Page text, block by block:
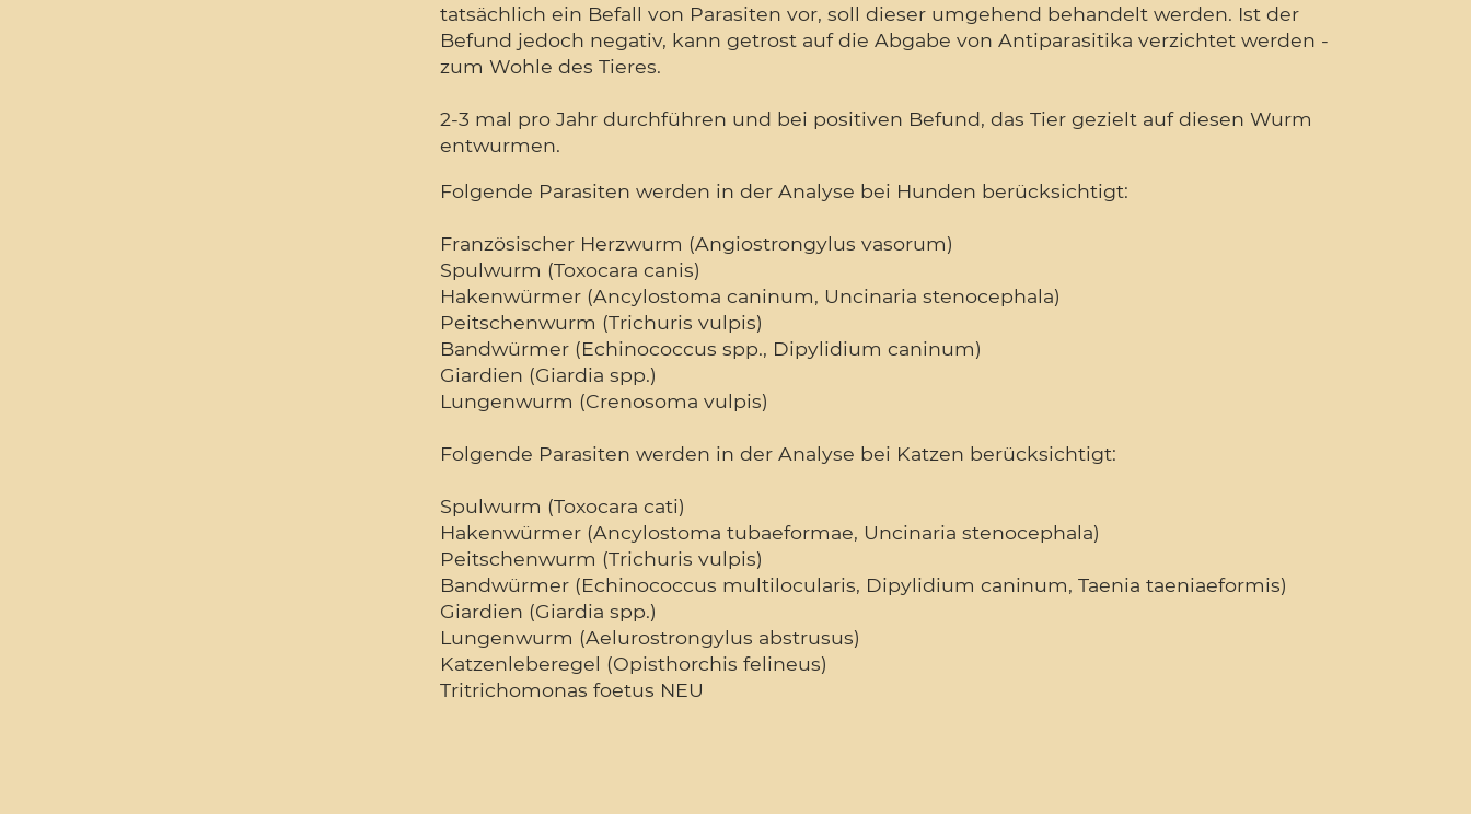
tatsächlich ein Befall von Parasiten vor, soll dieser umgehend behandelt werden. Ist der
Befund jedoch negativ, kann getrost auf die Abgabe von Antiparasitika verzichtet werden -
zum Wohle des Tieres.
2-3 mal pro Jahr durchführen und bei positiven Befund, das Tier gezielt auf diesen Wurm
entwurmen.
Folgende Parasiten werden in der Analyse bei Hunden berücksichtigt:
Französischer Herzwurm (Angiostrongylus vasorum)
Spulwurm (Toxocara canis)
Hakenwürmer (Ancylostoma caninum, Uncinaria stenocephala)
Peitschenwurm (Trichuris vulpis)
Bandwürmer (Echinococcus spp., Dipylidium caninum)
Giardien (Giardia spp.)
Lungenwurm (Crenosoma vulpis)
Folgende Parasiten werden in der Analyse bei Katzen berücksichtigt:
Spulwurm (Toxocara cati)
Hakenwürmer (Ancylostoma tubaeformae, Uncinaria stenocephala)
Peitschenwurm (Trichuris vulpis)
Bandwürmer (Echinococcus multilocularis, Dipylidium caninum, Taenia taeniaeformis)
Giardien (Giardia spp.)
Lungenwurm (Aelurostrongylus abstrusus)
Katzenleberegel (Opisthorchis felineus)
Tritrichomonas foetus NEU